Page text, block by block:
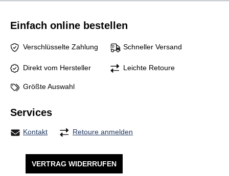
Einfach online bestellen
Verschlüsselte Zahlung Schneller Versand
Direkt vom Hersteller Leichte Retoure
Größte Auswahl
Services
Kontakt Retoure anmelden
VERTRAG WIDERRUFEN